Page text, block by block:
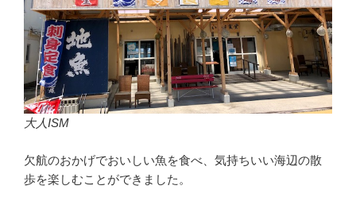
大人ISM
欠航のおかげでおいしい魚を食べ、気持ちいい海辺の散
歩を楽しむことができました。